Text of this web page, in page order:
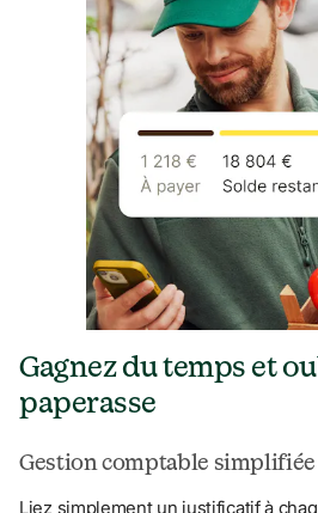
Gagnez du temps et
paperasse
Gestion comptable simplifiée
Liez simplement un justificatif à